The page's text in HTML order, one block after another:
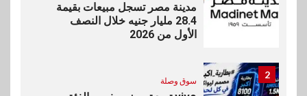
مدينة مصر تسجل مبيعات بقيمة
28.4 مليار جنيه خلال النصف
الأول من 2026
2
سوق وصلة